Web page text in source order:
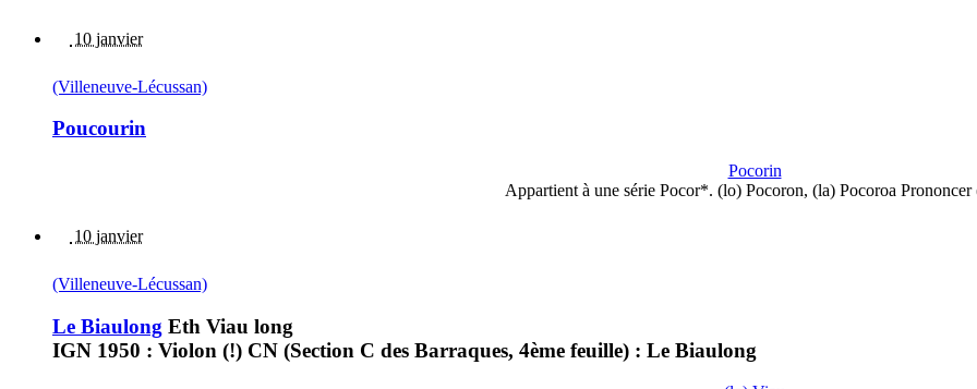
10 janvier
(Villeneuve-Lécussan)
Poucourin
Pocorin
Appartient à une série Pocor*. (lo) Pocoron, (la) Pocoroa
10 janvier
(Villeneuve-Lécussan)
Le Biaulong Eth Viau long
IGN 1950 : Violon (!) CN (Section C des Barraques, 4ème feuille) : Le Biaulong